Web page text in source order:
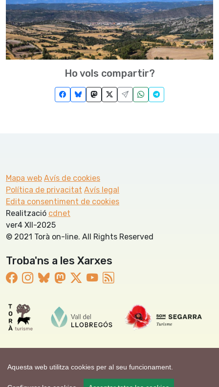
Aquesta web utilitza cookies per al seu funcionament.
Ho vols compartir?
Mapa web Avís de cookies
Política de privacitat Avís legal
Edita consentiment de cookies
Realització cdnet
ver4 XII-2025
© 2021 Torà on-line. All Rights Reserved
Troba'ns a les Xarxes